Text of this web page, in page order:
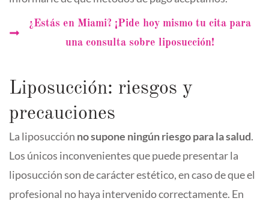
¿Estás en Miami? ¡Pide hoy mismo tu cita para
una consulta sobre liposucción!
Liposucción: riesgos y
precauciones
La liposucción no supone ningún riesgo para la salud.
Los únicos inconvenientes que puede presentar la
liposucción son de carácter estético, en caso de que el
profesional no haya intervenido correctamente. En